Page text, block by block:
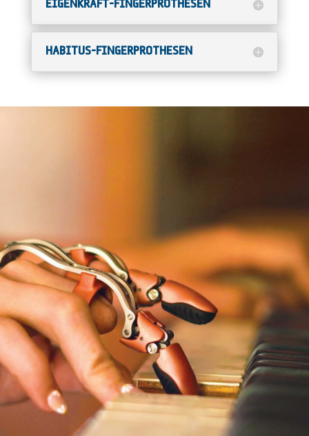
EIGENKRAFT-FINGERPROTHESEN
HABITUS-FINGERPROTHESEN